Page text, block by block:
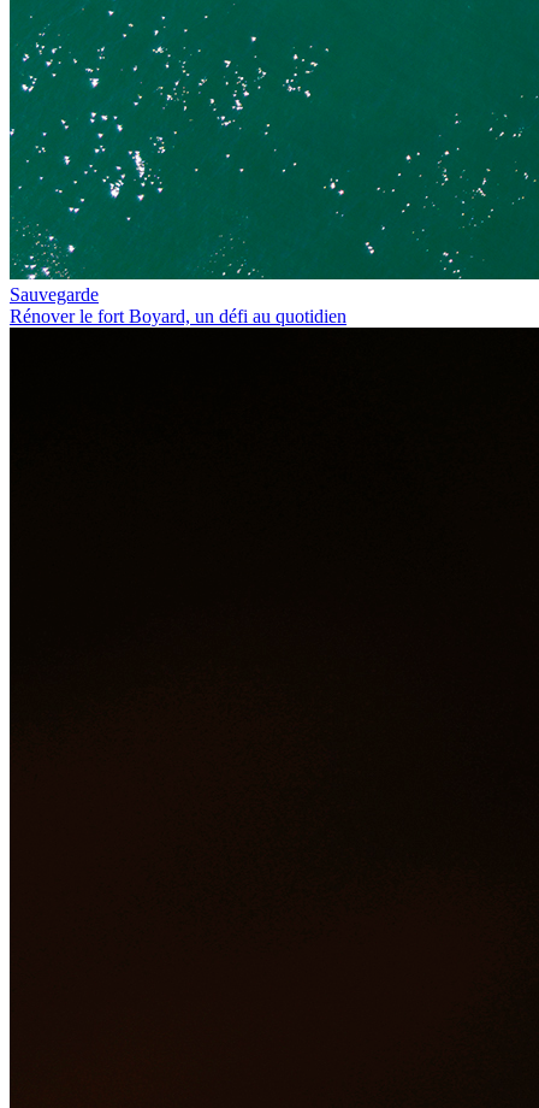
Sauvegarde
Rénover le fort Boyard, un défi au quotidien